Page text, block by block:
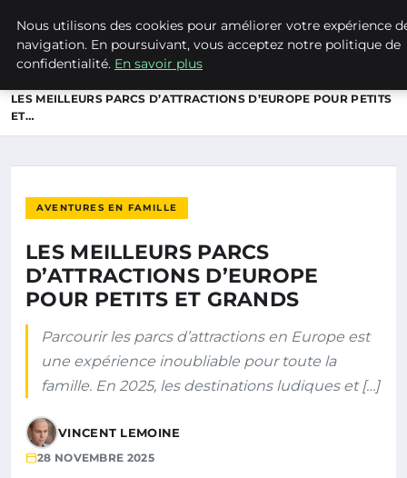
NATURE EN LORRAINE
LES MEILLEURS PARCS D’ATTRACTIONS D’EUROPE POUR PETITS
ET…
AVENTURES EN FAMILLE
LES MEILLEURS PARCS
D’ATTRACTIONS D’EUROPE
POUR PETITS ET GRANDS
Parcourir les parcs d’attractions en Europe est
une expérience inoubliable pour toute la
famille. En 2025, les destinations ludiques et […]
VINCENT LEMOINE
28 NOVEMBRE 2025
Nous utilisons des cookies pour améliorer votre expérience
navigation. En poursuivant, vous acceptez notre politique de
confidentialité. En savoir plus